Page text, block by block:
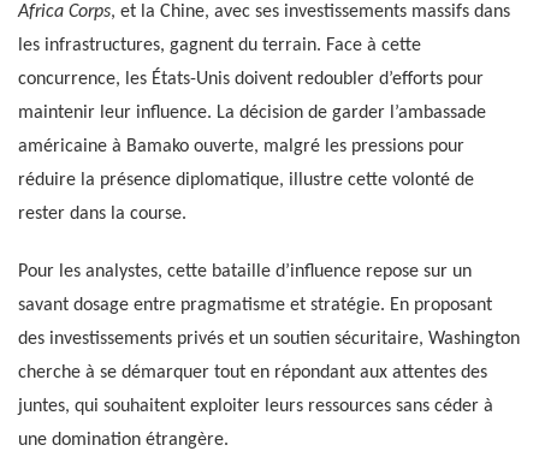
Africa Corps, et la Chine, avec ses investissements massifs dans
les infrastructures, gagnent du terrain. Face à cette
concurrence, les États-Unis doivent redoubler d’efforts pour
maintenir leur influence. La décision de garder l’ambassade
américaine à Bamako ouverte, malgré les pressions pour
réduire la présence diplomatique, illustre cette volonté de
rester dans la course.
Pour les analystes, cette bataille d’influence repose sur un
savant dosage entre pragmatisme et stratégie. En proposant
des investissements privés et un soutien sécuritaire, Washington
cherche à se démarquer tout en répondant aux attentes des
juntes, qui souhaitent exploiter leurs ressources sans céder à
une domination étrangère.